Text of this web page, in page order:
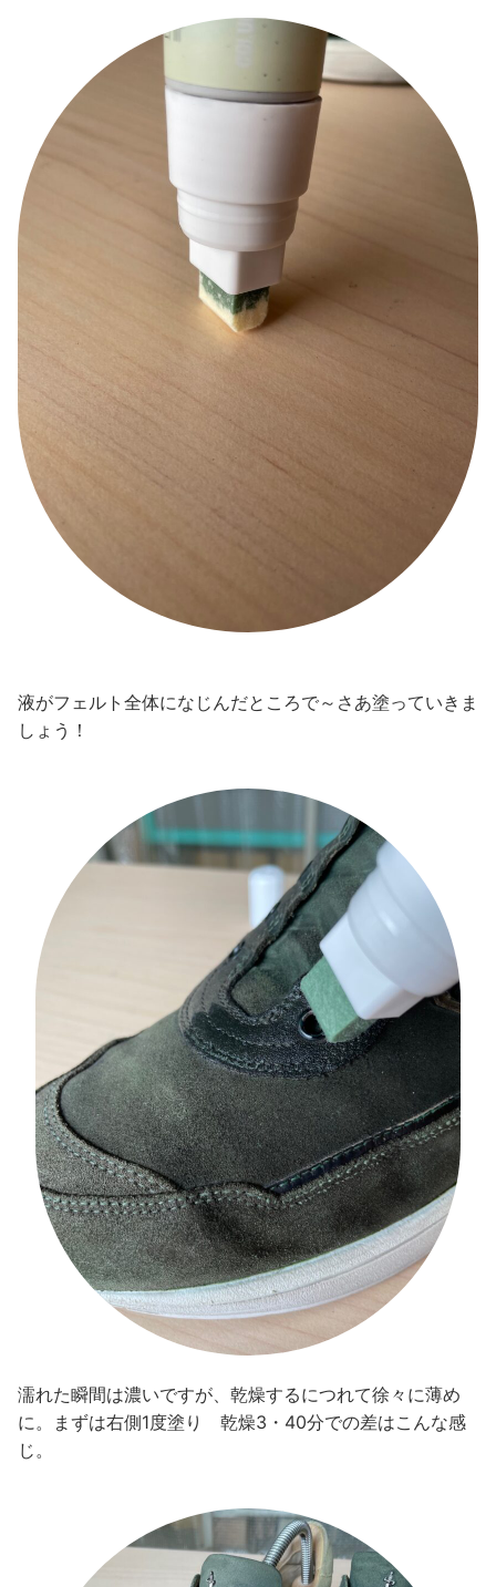
液がフェルト全体になじんだところで～さあ塗っていきま
しょう！
濡れた瞬間は濃いですが、乾燥するにつれて徐々に薄め
に。まずは右側1度塗り 乾燥3・40分での差はこんな感
じ。